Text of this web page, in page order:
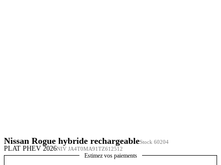
Nissan Rogue hybride rechargeableStock 60204
PLAT PHEV 2026NIV JA4T0MA91TZ612512
Estimez vos paiements